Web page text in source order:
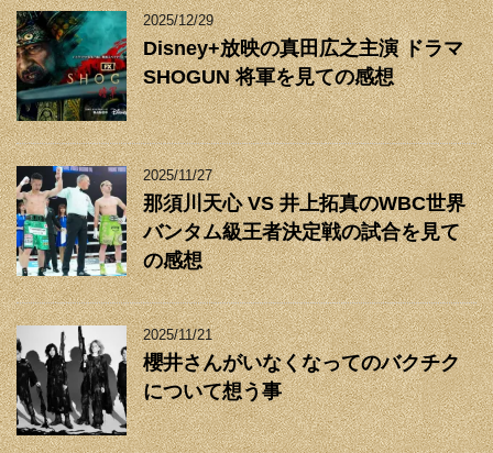
2025/12/29
Disney+放映の真田広之主演 ドラマ
SHOGUN 将軍を見ての感想
2025/11/27
那須川天心 VS 井上拓真のWBC世界
バンタム級王者決定戦の試合を見て
の感想
2025/11/21
櫻井さんがいなくなってのバクチク
について想う事